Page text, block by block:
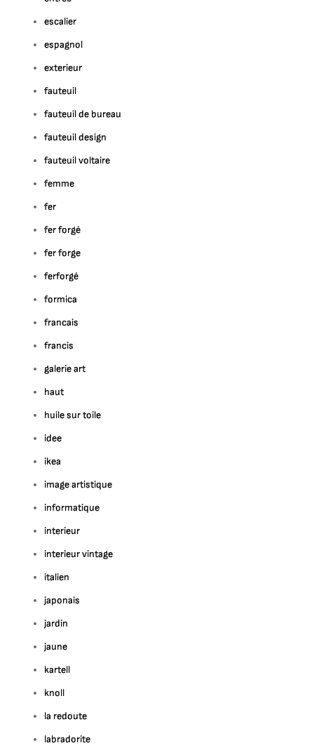
escalier
espagnol
exterieur
fauteuil
fauteuil de bureau
fauteuil design
fauteuil voltaire
femme
fer
fer forgé
fer forge
ferforgé
formica
francais
francis
galerie art
haut
huile sur toile
idee
ikea
image artistique
informatique
interieur
interieur vintage
italien
japonais
jardin
jaune
kartell
knoll
la redoute
labradorite